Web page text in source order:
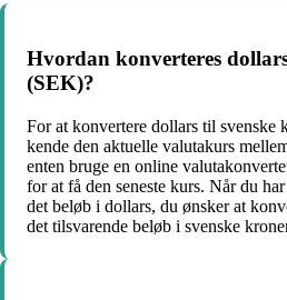
Hvordan konverteres
(SEK)?
For at konvertere dollars til svenske
kende den aktuelle valutakurs
enten bruge en online
for at få den seneste kurs. Når du
det beløb i dollars, du ønsker at
det tilsvarende beløb i svenske